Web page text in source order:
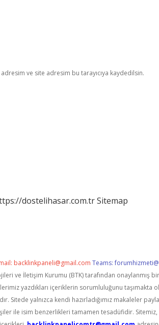
ve site adresim bu tarayıcıya kaydedilsin.
dostelihasar.com.trSitemap
backlinkpaneli@gmail.com Teams:
ve İletişim Kurumu (BTK) tarafından
yazdıkları içeriklerin sorumluluğunu
Sitede yalnızca kendi hazırladığımız makaleler
ile isim benzerlikleri tamamen tesadüfidir.